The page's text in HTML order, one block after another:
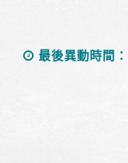
最後異動時間：